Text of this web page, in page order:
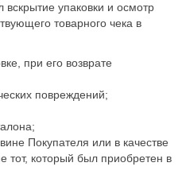
упаковки и осмотр
товарного чека в
при его возврате
повреждений;
Покупателя или в качестве
тот, который был приобретен в